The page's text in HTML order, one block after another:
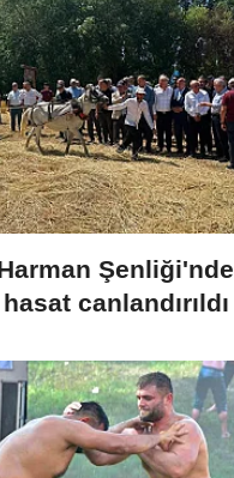
Şenliği'nde
canlandırıldı